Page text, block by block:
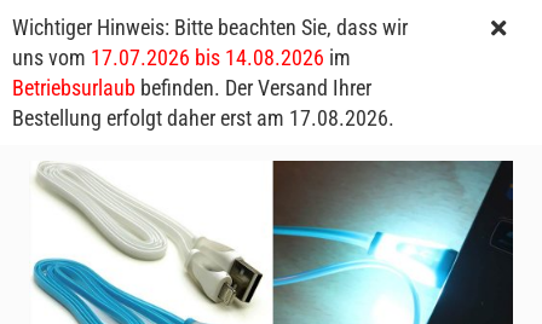
Wichtiger Hinweis: Bitte beachten Sie, dass wir
uns vom 17.07.2026 bis 14.08.2026 im
Betriebsurlaub befinden. Der Versand Ihrer
Bestellung erfolgt daher erst am 17.08.2026.
LED-Ladekabel iPhone 5/6/7 Lightning USB-Ladekabel